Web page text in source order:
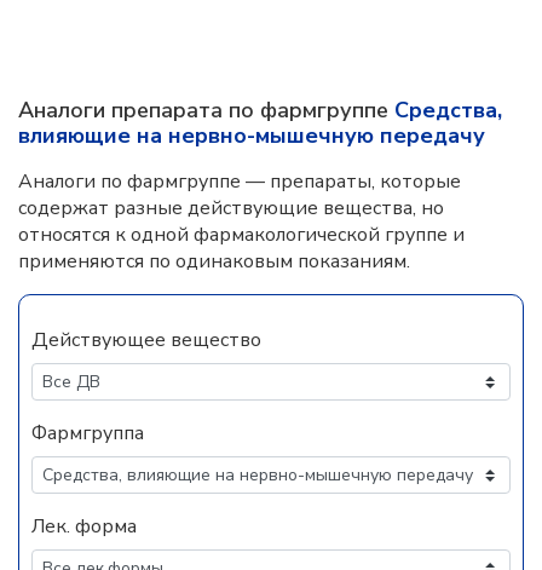
Аналоги препарата по фармгруппе Средства,
влияющие на нервно-мышечную передачу
Аналоги по фармгруппе — препараты, которые
содержат разные действующие вещества, но
относятся к одной фармакологической группе и
применяются по одинаковым показаниям.
Действующее вещество
Фармгруппа
Лек. форма